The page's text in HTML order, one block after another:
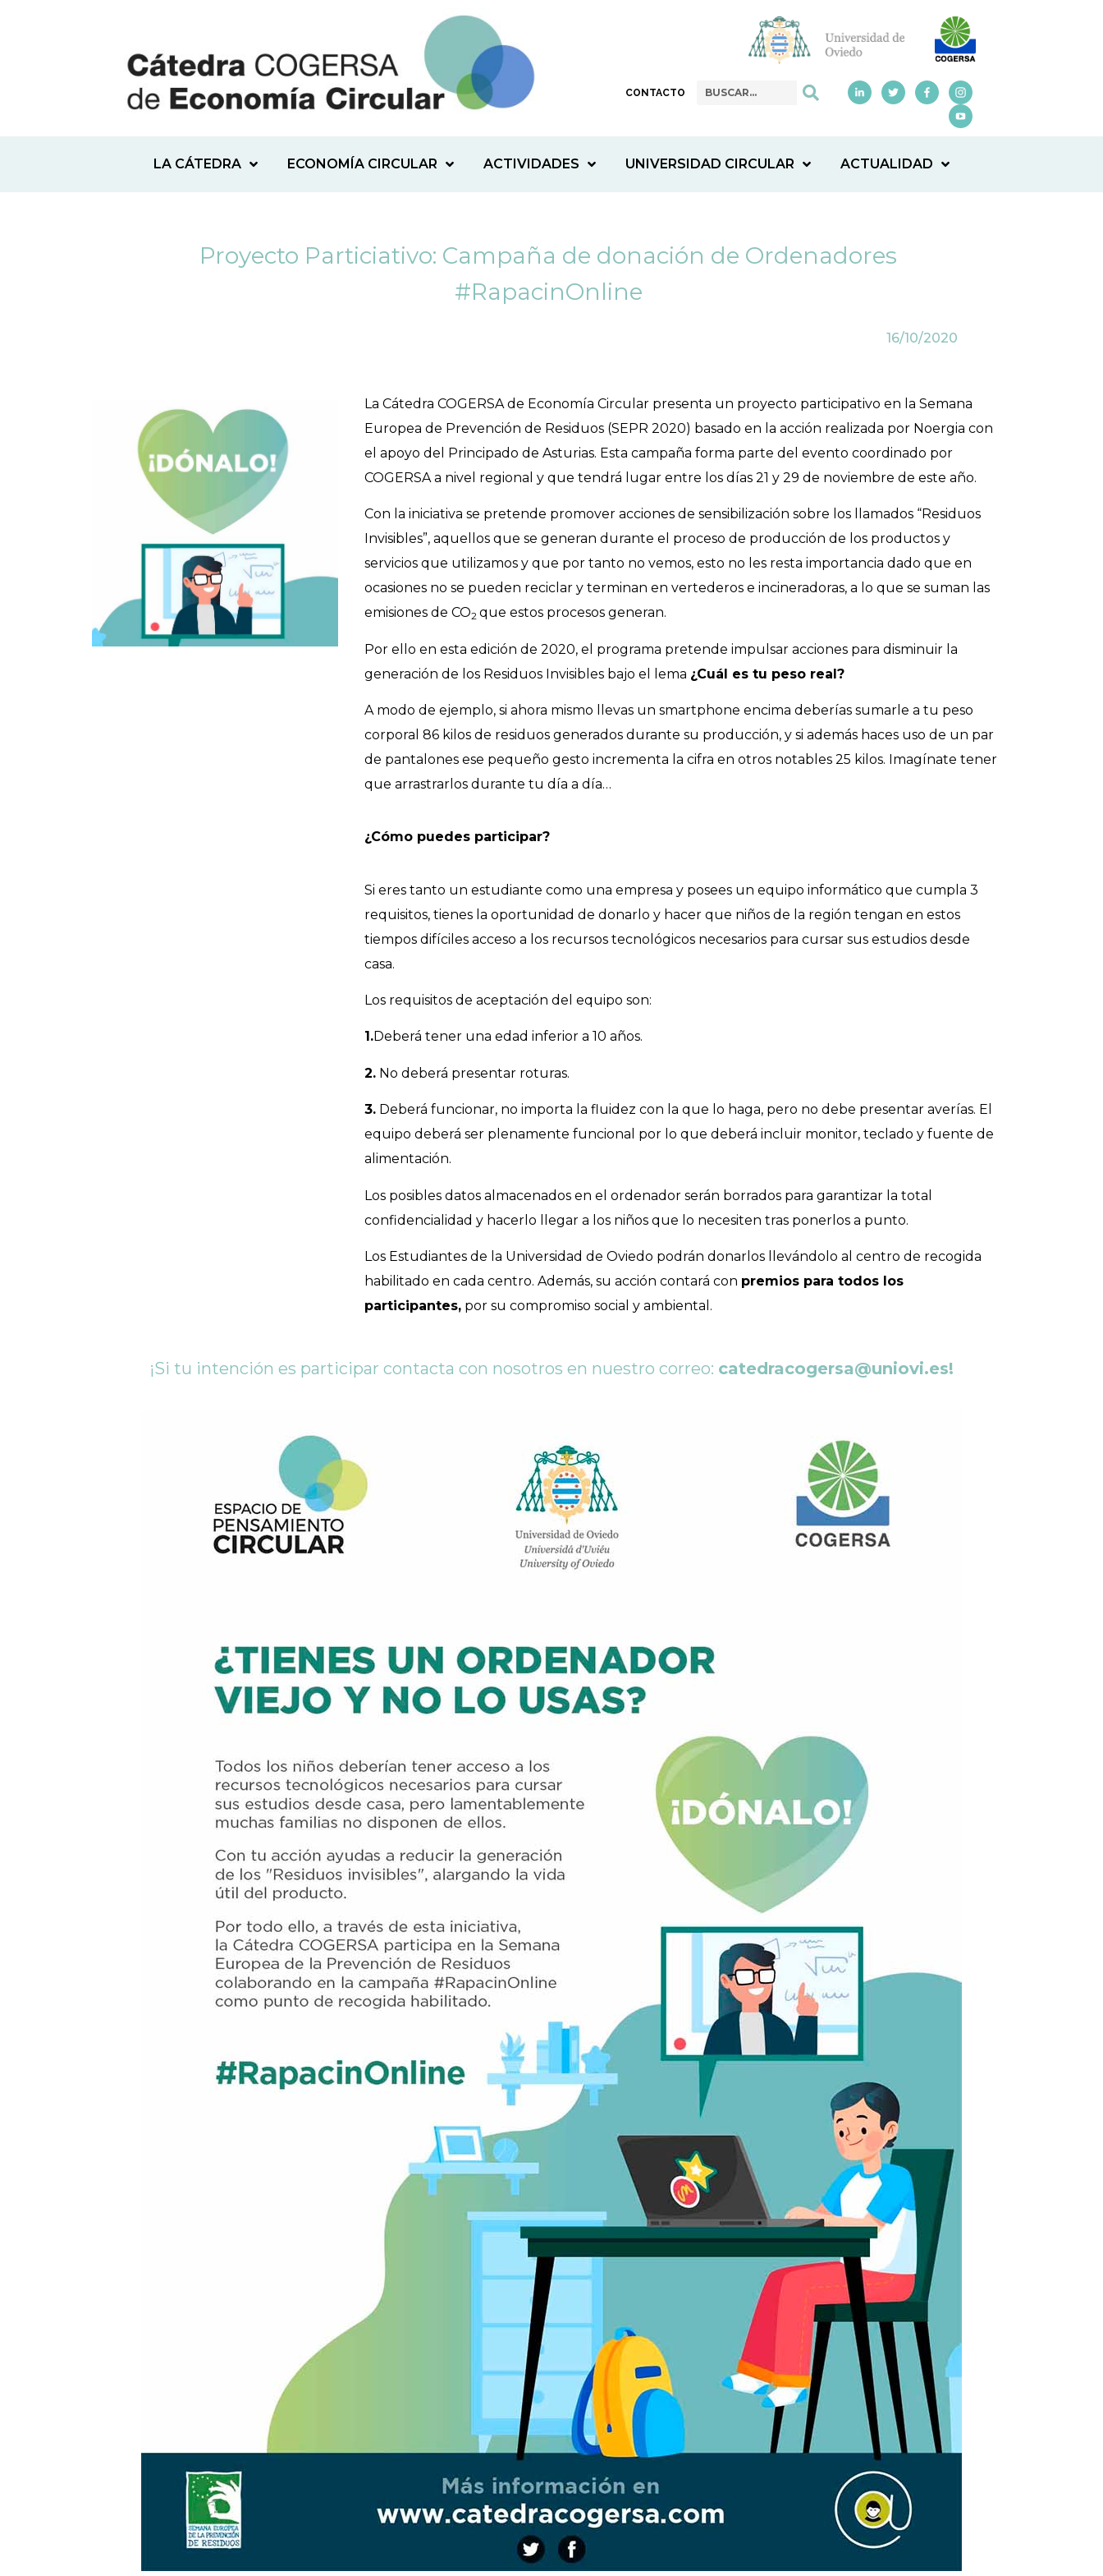
CONTACTO
LA CÁTEDRA ECONOMÍA CIRCULAR ACTIVIDADES UNIVERSIDAD CIRCULAR ACTUALIDAD
Proyecto Particiativo: Campaña de donación de Ordenadores
#RapacinOnline
16/10/2020
La Cátedra COGERSA de Economía Circular presenta un proyecto participativo en la Semana
Europea de Prevención de Residuos (SEPR 2020) basado en la acción realizada por Noergia con
el apoyo del Principado de Asturias. Esta campaña forma parte del evento coordinado por
COGERSA a nivel regional y que tendrá lugar entre los días 21 y 29 de noviembre de este año.
Con la iniciativa se pretende promover acciones de sensibilización sobre los llamados “Residuos
Invisibles”, aquellos que se generan durante el proceso de producción de los productos y
servicios que utilizamos y que por tanto no vemos, esto no les resta importancia dado que en
ocasiones no se pueden reciclar y terminan en vertederos e incineradoras, a lo que se suman las
emisiones de CO2 que estos procesos generan.
Por ello en esta edición de 2020, el programa pretende impulsar acciones para disminuir la
generación de los Residuos Invisibles bajo el lema ¿Cuál es tu peso real?
A modo de ejemplo, si ahora mismo llevas un smartphone encima deberías sumarle a tu peso
corporal 86 kilos de residuos generados durante su producción, y si además haces uso de un par
de pantalones ese pequeño gesto incrementa la cifra en otros notables 25 kilos. Imagínate tener
que arrastrarlos durante tu día a día…
¿Cómo puedes participar?
Si eres tanto un estudiante como una empresa y posees un equipo informático que cumpla 3
requisitos, tienes la oportunidad de donarlo y hacer que niños de la región tengan en estos
tiempos difíciles acceso a los recursos tecnológicos necesarios para cursar sus estudios desde
casa.
Los requisitos de aceptación del equipo son:
1.Deberá tener una edad inferior a 10 años.
2.No deberá presentar roturas.
3.Deberá funcionar, no importa la fluidez con la que lo haga, pero no debe presentar averías. El
equipo deberá ser plenamente funcional por lo que deberá incluir monitor, teclado y fuente de
alimentación.
Los posibles datos almacenados en el ordenador serán borrados para garantizar la total
confidencialidad y hacerlo llegar a los niños que lo necesiten tras ponerlos a punto.
Los Estudiantes de la Universidad de Oviedo podrán donarlos llevándolo al centro de recogida
habilitado en cada centro. Además, su acción contará con premios para todos los
participantes,por su compromiso social y ambiental.
¡Si tu intención es participar contacta con nosotros en nuestro correo: catedracogersa@uniovi.es!